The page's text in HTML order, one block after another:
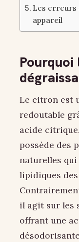
Les
appareil
Le citron est
redoutable
acide
possède des
naturelles qui
lipidiques des
il agit sur les
offrant une